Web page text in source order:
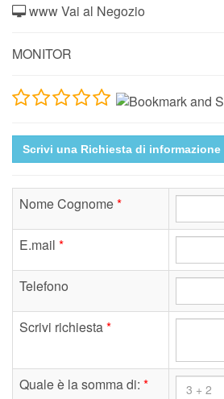
www Vai al Negozio
MONITOR
Scrivi una Richiesta di informazione
Nome Cognome*
E.mail *
Telefono
Scrivi richiesta*
Quale è la somma di: *